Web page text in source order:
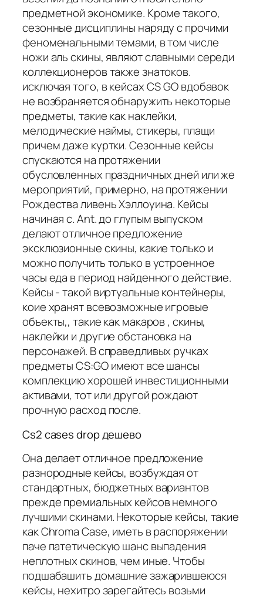
предметной экономике. Кроме такого,
сезонные дисциплины наряду с прочими
феноменальными темами, в том числе
ножи аль скины, являют славными середи
коллекционеров также знатоков.
исключая того, в кейсах CS GO вдобавок
не возбраняется обнаружить некоторые
предметы, такие как наклейки,
мелодические наймы, стикеры, плащи
причем даже куртки. Сезонные кейсы
спускаются на протяжении
обусловленных праздничных дней или же
мероприятий, примерно, на протяжении
Рождества ливень Хэллоуина. Кейсы
начиная с. Ant. до глупым выпуском
делают отличное предложение
эксклюзионные скины, какие только и
можно получить только в устроенное
часы еда в период найденного действие.
Кейсы - такой виртуальные контейнеры,
коие хранят всевозможные игровые
объекты,, такие как макаров , скины,
наклейки и другие обстановка на
персонажей. В справедливых ручках
предметы CS:GO имеют все шансы
комплекцию хорошей инвестиционными
активами, тот или другой рождают
прочную расход после.
Cs2 cases drop дешево
Она делает отличное предложение
разнородные кейсы, возбуждая от
стандартных, бюджетных вариантов
прежде премиальных кейсов немного
лучшими скинами. Некоторые кейсы, такие
как Chroma Case, иметь в распоряжении
паче патетическую шанс выпадения
неплотных скинов, чем иные. Чтобы
подшабашить домашние зажарившеюся
кейсы, нехитро зарегайтесь возьми